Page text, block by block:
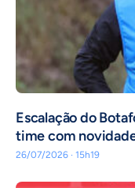
Escalação do
time com
26/07/2026 · 15h19